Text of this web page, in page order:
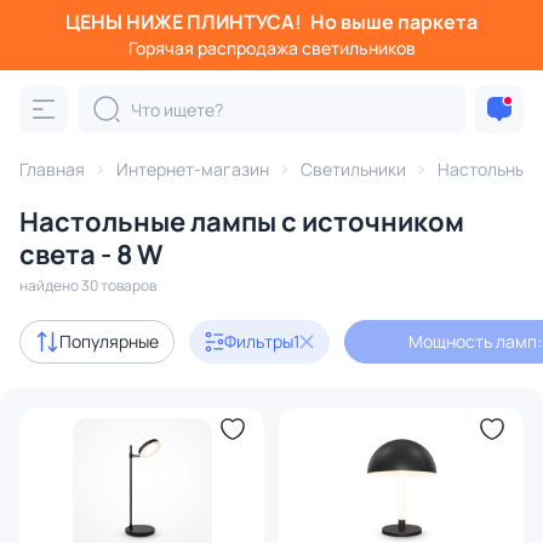
ЦЕНЫ НИЖЕ ПЛИНТУСА! Но выше паркета
Горячая распродажа светильников
Главная Интернет-магазин Светильники Настольные
Настольные лампы с источником
света - 8 W
найдено 30 товаров
Популярные Фильтры1 Мощность
Фильтры
Категория:
светодиодные офисные с абажуром
Акции 3
с 3D-моделями